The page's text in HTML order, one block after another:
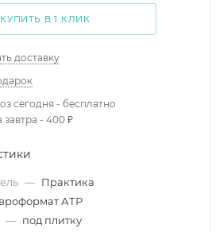
КУПИТЬ В 1 КЛИК
доставку
сегодня - бесплатно
завтра - 400 ₽
— Практика
АТР
— под плитку